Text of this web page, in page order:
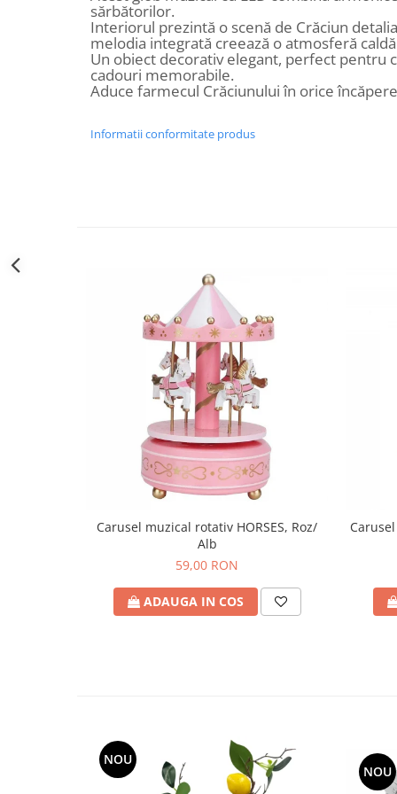
Decoratiuni Craciun
Sweet Wonderland
Crengute Decorative
Decoratiuni Muzicale
Coronite & Ghirlande
sărbătorilor.
Interiorul prezintă o scenă de Crăciun
melodia integrată creează o atmosferă
Un obiect decorativ elegant, perfect pentru
cadouri memorabile.
Aduce farmecul Crăciunului în orice
Informatii conformitate produs
Carusel muzical rotativ HORSES, Roz/
Alb
59,00 RON
ADAUGA IN COS
NOU
NOU